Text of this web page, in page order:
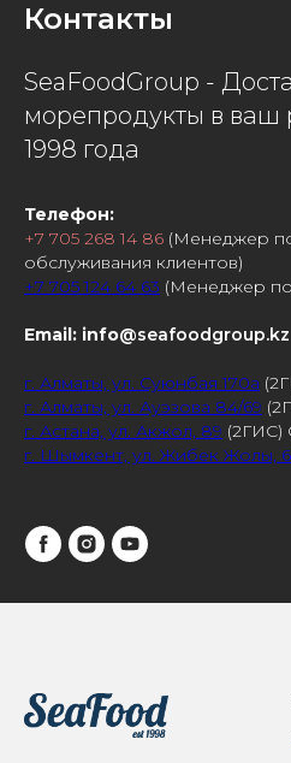
Контакты
SeaFoodGroup -
морепродукты в ваш
1998 года
Телефон:
+7 705 268 14 86 (Менеджер
обслуживания клиентов)
+7 705 124 64 63 (Менеджер
Email: info@seafoodgroup.kz
г. Алматы, ул. Суюнбая 170а
г. Алматы, ул. Ауэзова 84/69
г. Астана, ул. Акжол, 89 (2ГИС)
г. Шымкент, ул. Жибек Жолы,